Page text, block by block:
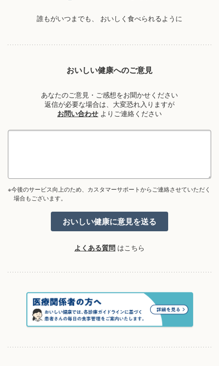
誰もがいつまでも、 おいしく食べられるように
おいしい健康へのご意見
あなたのご意見・ご感想をお聞かせください
返信が必要な場合は、大変恐れ入りますが
お問い合わせ よりご連絡ください
※今後のサービス向上のため、カスタマーサポートからご連絡させていただく
場合もございます。
よくある質問 はこちら